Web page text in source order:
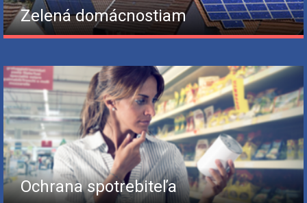
Zelená domácnostiam
Ochrana spotrebiteľa